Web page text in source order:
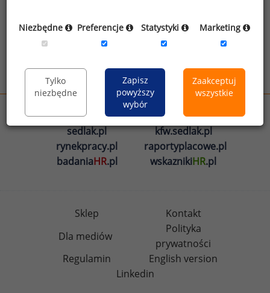
informacji na temat przetwarzania
wynagrodzenia.pl
sedlak.pl
kfw.sedlak.pl
rynekpracy.pl
raportyplacowe.pl
badaniaHR.pl wskaznikiHR.pl
Sklep
Kontakt
Dla mediów
Polityka
prywatności
Regulamin
English version
Linkedin
Niezbędne Preferencje Statystyki Marketing
Tylko
niezbędne
Zapisz
powyższy
wybór
Zaakceptuj
wszystkie